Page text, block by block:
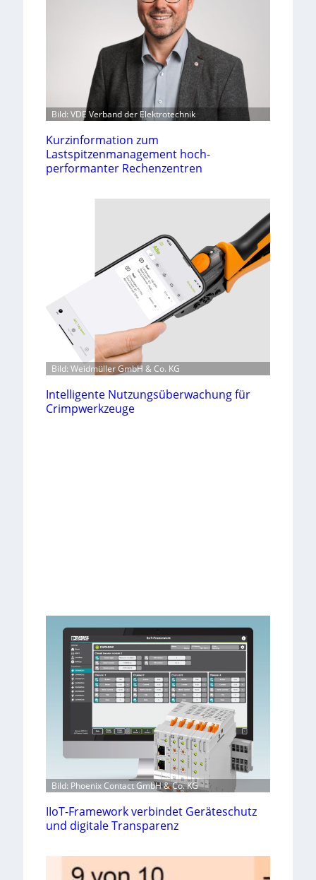
Bild: VDE Verband der Elektrotechnik
Kurzinformation zum
Lastspitzenmanagement hoch-
performanter Rechenzentren
Bild: Weidmüller GmbH & Co. KG
Intelligente Nutzungsüberwachung für
Crimpwerkzeuge
Bild: Phoenix Contact GmbH & Co. KG
IIoT-Framework verbindet Geräteschutz
und digitale Transparenz